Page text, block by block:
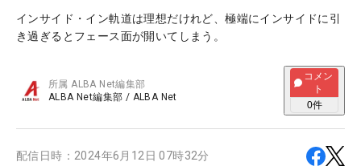
インサイド・イン軌道は理想だけれど、極端にインサイドに引
き過ぎるとフェース面が開いてしまう。
所属ALBA Net編集部
ALBA Net編集部 / ALBA Net
コメン
ト
0件
配信日時： 2024年6月12日 07時32分